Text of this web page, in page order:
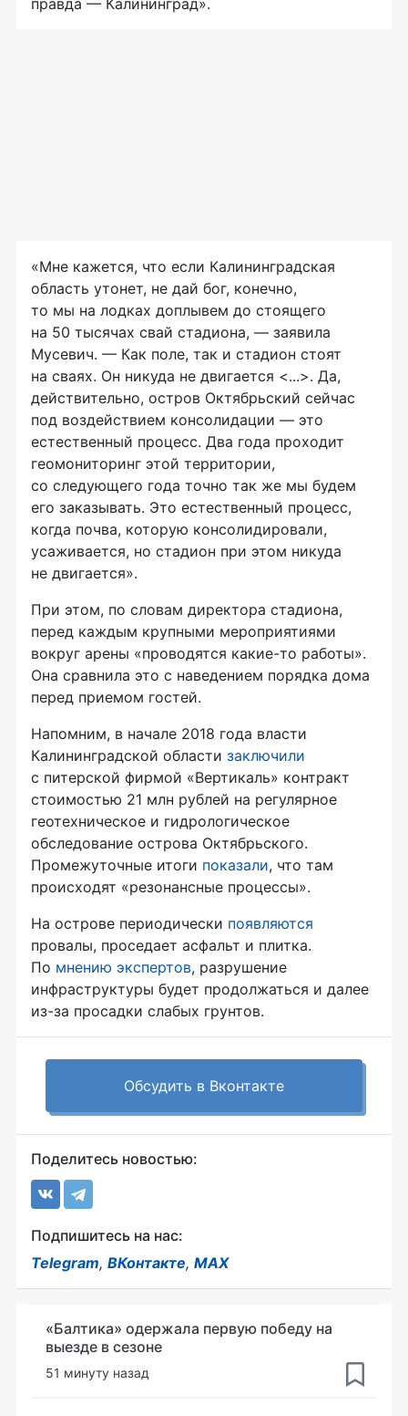
«Мне кажется, что если Калининградская
область утонет, не дай бог, конечно,
то мы на лодках доплывем до стоящего
на 50 тысячах свай стадиона, — заявила
Мусевич. — Как поле, так и стадион стоят
на сваях. Он никуда не двигается <...>. Да,
действительно, остров Октябрьский сейчас
под воздействием консолидации — это
естественный процесс. Два года проходит
геомониторинг этой территории,
со следующего года точно так же мы будем
его заказывать. Это естественный процесс,
когда почва, которую консолидировали,
усаживается, но стадион при этом никуда
не двигается».
При этом, по словам директора стадиона,
перед каждым крупными мероприятиями
вокруг арены «проводятся какие-то работы».
Она сравнила это с наведением порядка дома
перед приемом гостей.
Напомним, в начале 2018 года власти
Калининградской области заключили
с питерской фирмой «Вертикаль» контракт
стоимостью 21 млн рублей на регулярное
геотехническое и гидрологическое
обследование острова Октябрьского.
Промежуточные итоги показали, что там
происходят «резонансные процессы».
На острове периодически появляются
провалы, проседает асфальт и плитка.
По мнению экспертов, разрушение
инфраструктуры будет продолжаться и далее
из-за просадки слабых грунтов.
Обсудить в Вконтакте
Поделитесь новостью:
Подпишитесь на нас:
Telegram, ВКонтакте, MAX
«Балтика» одержала первую победу на
выезде в сезоне
51 минуту назад